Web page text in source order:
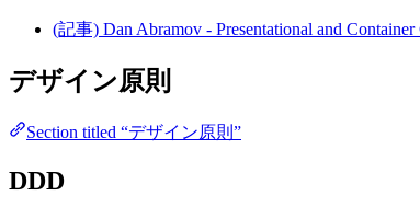
(記事) Dan Abramov - Presentational and
デザイン原則
Section titled “デザイン原則”
DDD